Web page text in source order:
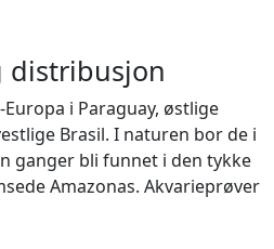
distribusjon
i Paraguay, østlige
Brasil. I naturen bor de i
ganger bli funnet i den tykke
Amazonas. Akvarieprøver